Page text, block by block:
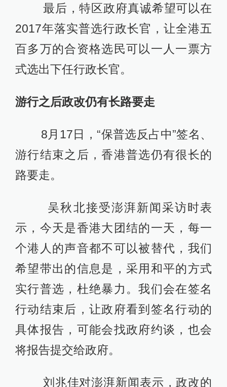
最后，特区政府真诚希望可以在
2017年落实普选行政长官，让全港五
百多万的合资格选民可以一人一票方
式选出下任行政长官。
游行之后政改仍有长路要走
8月17日，“保普选反占中”签名、
游行结束之后，香港普选仍有很长的
路要走。
吴秋北接受澎湃新闻采访时表
示，今天是香港大团结的一天，每一
个港人的声音都不可以被替代，我们
希望带出的信息是，采用和平的方式
实行普选，杜绝暴力。我们会在签名
行动结束后，让政府看到签名行动的
具体报告，可能会找政府约谈，也会
将报告提交给政府。
刘兆佳对澎湃新闻表示，政改的